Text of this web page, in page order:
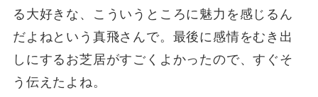
る大好きな、こういうところに魅力を感じるん
だよねという真飛さんで。最後に感情をむき出
しにするお芝居がすごくよかったので、すぐそ
う伝えたよね。